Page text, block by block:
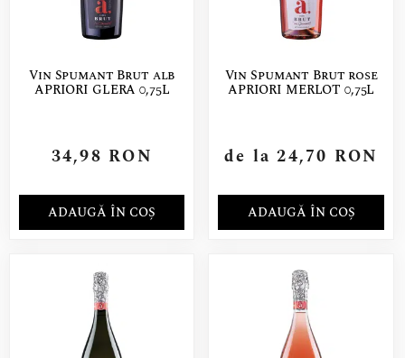
Vin Spumant Brut alb
APRIORI GLERA 0,75L
34,98 RON
ADAUGĂ ÎN COȘ
Vin Spumant Brut rose
APRIORI MERLOT 0,75L
de la24,70 RON
ADAUGĂ ÎN COȘ